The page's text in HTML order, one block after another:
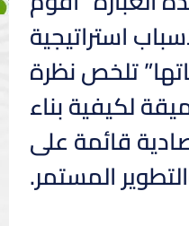
استراتيجية
تلخص نظرة
لكيفية بناء
قائمة على
المستمر.